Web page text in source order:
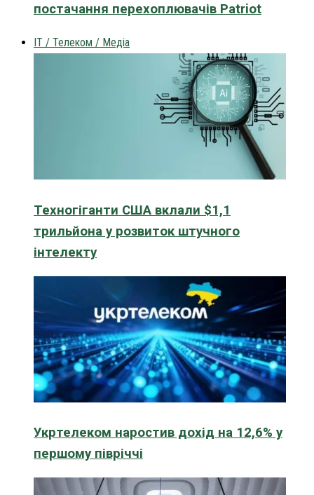
постачання перехоплювачів Patriot
IT / Телеком / Медіа
Техногіганти США вклали $1,1
трильйона у розвиток штучного
інтелекту
Укртелеком наростив дохід на 12,6% у
першому півріччі